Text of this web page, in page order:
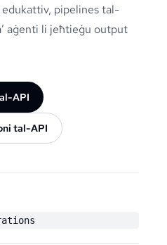
pipelines tal-
aġenti li jeħtieġu output
API
tal-API